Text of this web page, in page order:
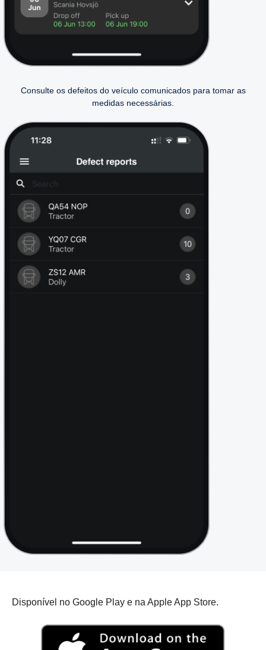
Consulte os defeitos do veículo comunicados para tomar as
medidas necessárias.
Disponível no Google Play e na Apple App Store.